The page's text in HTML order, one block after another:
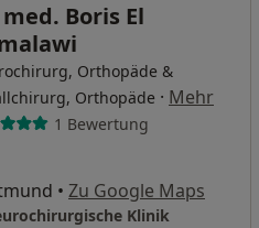
med. Boris El
Orthopäde &
Orthopäde · Mehr
1 Bewertung
• Zu Google Maps
Klinik